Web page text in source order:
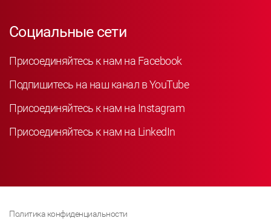
Социальные сети
Присоединяйтесь к нам на Facebook
Подпишитесь на наш канал в YouTube
Присоединяйтесь к нам на Instagram
Присоединяйтесь к нам на LinkedIn
Политика конфиденциальности